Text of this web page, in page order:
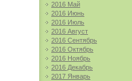
2016 Май
2016 Июнь
2016 Июль
2016 Август
2016 Сентябрь
2016 Октябрь
2016 Ноябрь
2016 Декабрь
2017 Январь